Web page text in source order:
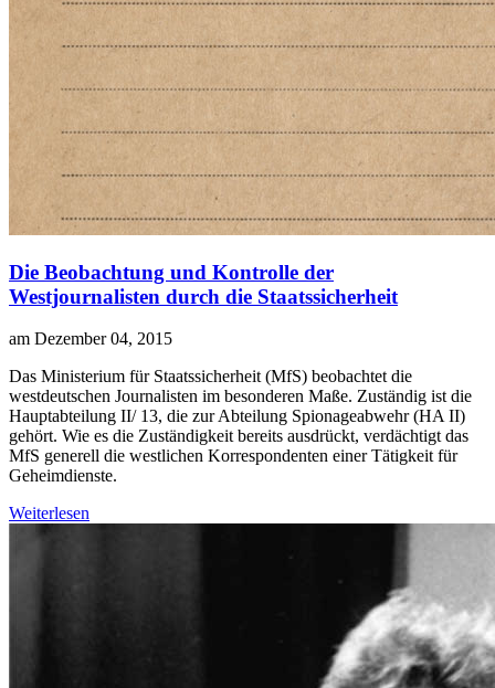
Die Beobachtung und Kontrolle der
Westjournalisten durch die Staatssicherheit
am Dezember 04, 2015
Das Ministerium für Staatssicherheit (MfS) beobachtet die
westdeutschen Journalisten im besonderen Maße. Zuständig ist die
Hauptabteilung II/ 13, die zur Abteilung Spionageabwehr (HA II)
gehört. Wie es die Zuständigkeit bereits ausdrückt, verdächtigt das
MfS generell die westlichen Korrespondenten einer Tätigkeit für
Geheimdienste.
Weiterlesen